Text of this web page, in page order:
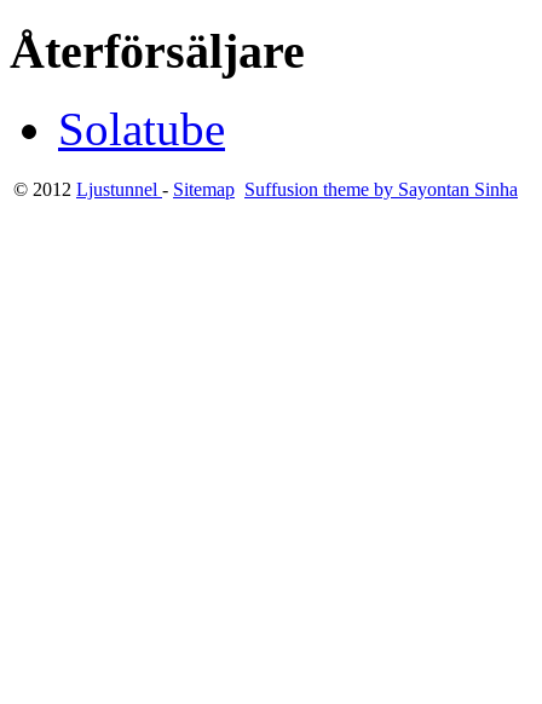
Återförsäljare
Solatube
© 2012 Ljustunnel - Sitemap Suffusion theme by Sayontan Sinha